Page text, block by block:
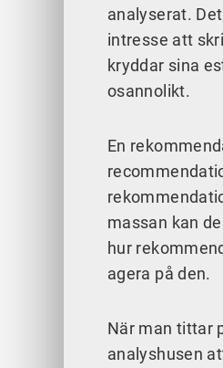
analyserat.
intresse att
kryddar sina
osannolikt.
En
massan kan
hur
agera på den.
När man tittar
analyshusen